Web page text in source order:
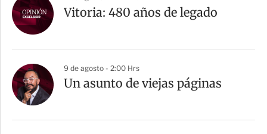
Vitoria: 480 años de legado
9 de agosto - 2:00 Hrs
Un asunto de viejas páginas